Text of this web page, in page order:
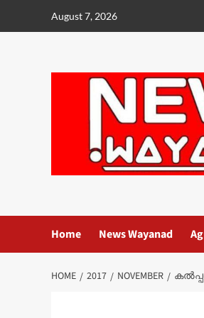
August 7, 2026
Home News Wayanad
HOME 2017 NOVEMBER